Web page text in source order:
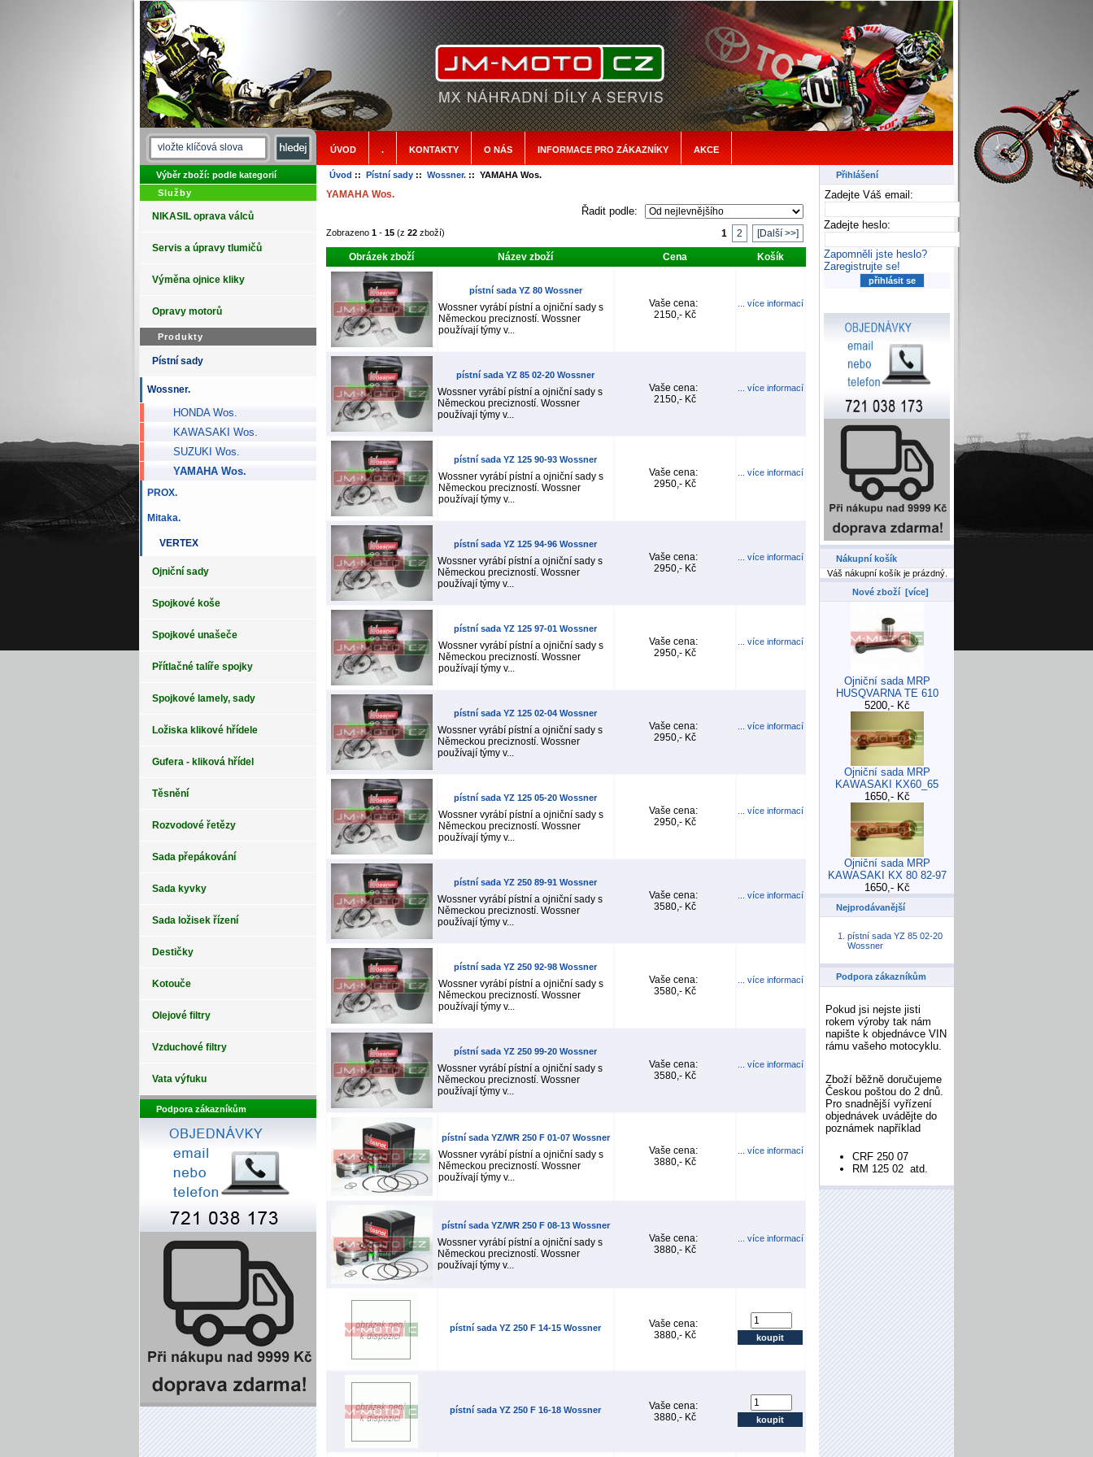
ÚVOD . KONTAKTY O NÁS INFORMACE PRO ZÁKAZNÍKY AKCE
Výběr zboží: podle kategorií
Služby
NIKASIL oprava válců
Servis a úpravy tlumičů
Výměna ojnice kliky
Opravy motorů
Produkty
Pístní sady
Wossner.
HONDA Wos.
KAWASAKI Wos.
SUZUKI Wos.
YAMAHA Wos.
PROX.
Mitaka.
VERTEX
Ojniční sady
Spojkové koše
Spojkové unašeče
Přítlačné talíře spojky
Spojkové lamely, sady
Ložiska klikové hřídele
Gufera - kliková hřídel
Těsnění
Rozvodové řetězy
Sada přepákování
Sada kyvky
Sada ložisek řízení
Destičky
Kotouče
Olejové filtry
Vzduchové filtry
Vata výfuku
Podpora zákazníkům
Úvod :: Pístní sady:: Wossner.:: YAMAHA Wos.
YAMAHA Wos.
Řadit podle:
Zobrazeno 1- 15(z 22zboží) 1 2 [Další >>]
Obrázek zboží Název zboží Cena Košík
pístní sada YZ 80 Wossner
Wossner vyrábí pístní a ojniční sady s
Německou precizností. Wossner
používají týmy v...
Vaše cena:
2150,- Kč
... více informací
pístní sada YZ 85 02-20 Wossner
Wossner vyrábí pístní a ojniční sady s
Německou precizností. Wossner
používají týmy v...
Vaše cena:
2150,- Kč
... více informací
pístní sada YZ 125 90-93 Wossner
Wossner vyrábí pístní a ojniční sady s
Německou precizností. Wossner
používají týmy v...
Vaše cena:
2950,- Kč
... více informací
pístní sada YZ 125 94-96 Wossner
Wossner vyrábí pístní a ojniční sady s
Německou precizností. Wossner
používají týmy v...
Vaše cena:
2950,- Kč
... více informací
pístní sada YZ 125 97-01 Wossner
Wossner vyrábí pístní a ojniční sady s
Německou precizností. Wossner
používají týmy v...
Vaše cena:
2950,- Kč
... více informací
pístní sada YZ 125 02-04 Wossner
Wossner vyrábí pístní a ojniční sady s
Německou precizností. Wossner
používají týmy v...
Vaše cena:
2950,- Kč
... více informací
pístní sada YZ 125 05-20 Wossner
Wossner vyrábí pístní a ojniční sady s
Německou precizností. Wossner
používají týmy v...
Vaše cena:
2950,- Kč
... více informací
pístní sada YZ 250 89-91 Wossner
Wossner vyrábí pístní a ojniční sady s
Německou precizností. Wossner
používají týmy v...
Vaše cena:
3580,- Kč
... více informací
pístní sada YZ 250 92-98 Wossner
Wossner vyrábí pístní a ojniční sady s
Německou precizností. Wossner
používají týmy v...
Vaše cena:
3580,- Kč
... více informací
pístní sada YZ 250 99-20 Wossner
Wossner vyrábí pístní a ojniční sady s
Německou precizností. Wossner
používají týmy v...
Vaše cena:
3580,- Kč
... více informací
pístní sada YZ/WR 250 F 01-07 Wossner
Wossner vyrábí pístní a ojniční sady s
Německou precizností. Wossner
používají týmy v...
Vaše cena:
3880,- Kč
... více informací
pístní sada YZ/WR 250 F 08-13 Wossner
Wossner vyrábí pístní a ojniční sady s
Německou precizností. Wossner
používají týmy v...
Vaše cena:
3880,- Kč
... více informací
pístní sada YZ 250 F 14-15 Wossner
Vaše cena:
3880,- Kč
pístní sada YZ 250 F 16-18 Wossner
Vaše cena:
3880,- Kč
Přihlášení
Zadejte Váš email:
Zadejte heslo:
Zapomněli jste heslo?
Zaregistrujte se!
Nákupní košík
Váš nákupní košík je prázdný.
Nové zboží [více]
Ojniční sada MRP
HUSQVARNA TE 610
5200,- Kč
Ojniční sada MRP
KAWASAKI KX60_65
1650,- Kč
Ojniční sada MRP
KAWASAKI KX 80 82-97
1650,- Kč
Nejprodávanější
pístní sada YZ 85 02-20
Wossner
Podpora zákazníkům
Pokud jsi nejste jisti
rokem výroby tak nám
napište k objednávce VIN
rámu vašeho motocyklu.
Zboží běžně doručujeme
Českou poštou do 2 dnů.
Pro snadnější vyřízení
objednávek uvádějte do
poznámek například
CRF 250 07
RM 125 02 atd.